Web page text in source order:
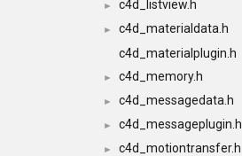
► c4d_listview.h
►
c4d_materialdata.h
c4d_materialplugin.h
► c4d_memory.h
► c4d_messagedata.h
► c4d_messageplugin.h
► c4d_motiontransfer.h